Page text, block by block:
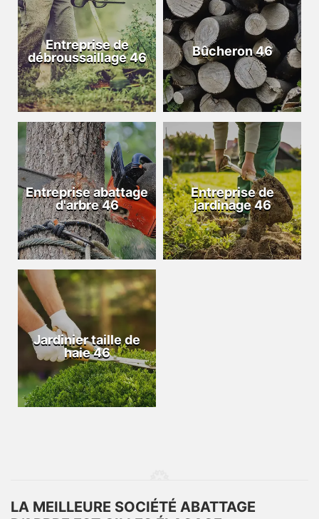
Entreprise de
débroussaillage 46
Bûcheron 46
Entreprise abattage
d'arbre 46
Entreprise de
jardinage 46
Jardinier taille de
haie 46
LA MEILLEURE SOCIÉTÉ ABATTAGE